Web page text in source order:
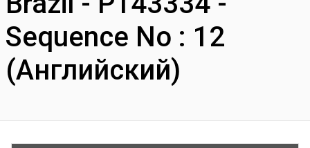
Sequence No : 12
(Английский)